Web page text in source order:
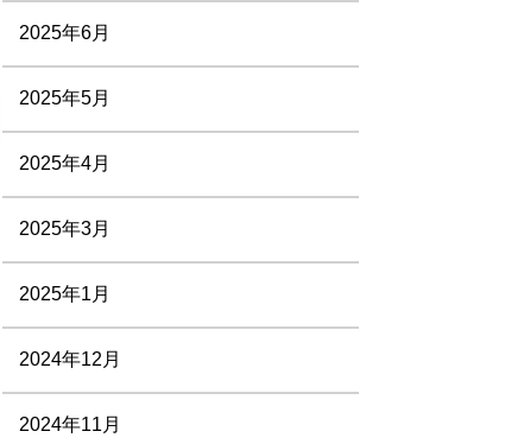
2025年6月
2025年5月
2025年4月
2025年3月
2025年1月
2024年12月
2024年11月